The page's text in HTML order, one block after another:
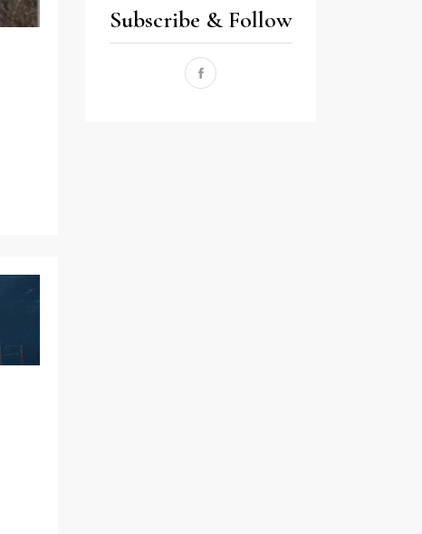
Subscribe & Follow